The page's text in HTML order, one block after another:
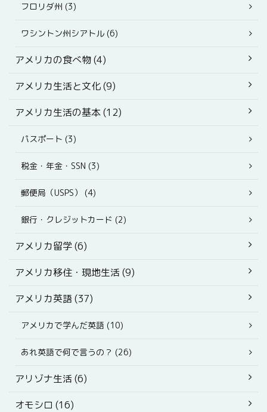
フロリダ州 (3)
ワシントン州シアトル (6)
アメリカの食べ物 (4)
アメリカ生活と文化 (9)
アメリカ生活の基本 (12)
パスポート (3)
税金・年金・SSN (3)
郵便局（USPS） (4)
銀行・クレジットカード (2)
アメリカ留学 (6)
アメリカ移住・現地生活 (9)
アメリカ英語 (37)
アメリカで学んだ英語 (10)
あれ英語で何で言うの？ (26)
アリゾナ生活 (6)
オモシロ (16)